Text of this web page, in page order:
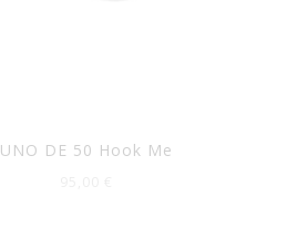
UNO DE 50 Hook Me